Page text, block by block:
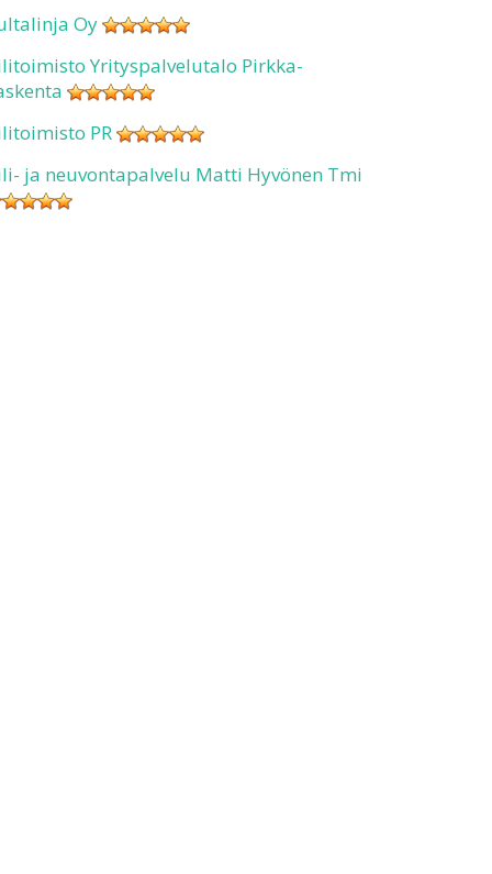
Oy
Yrityspalvelutalo Pirkka-
PR
ja neuvontapalvelu Matti Hyvönen Tmi